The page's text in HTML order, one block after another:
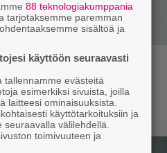
toimintaseikkailu –
liian pitkälle
88 teknologiakumppania
tarjotaksemme paremman
sisältöä ja
käyttöön seuraavasti
tallennamme evästeitä
esimerkiksi sivuista, joilla
laitteesi ominaisuuksista.
käyttötarkoituksiin ja
välilehdellä.
toimivuuteen ja